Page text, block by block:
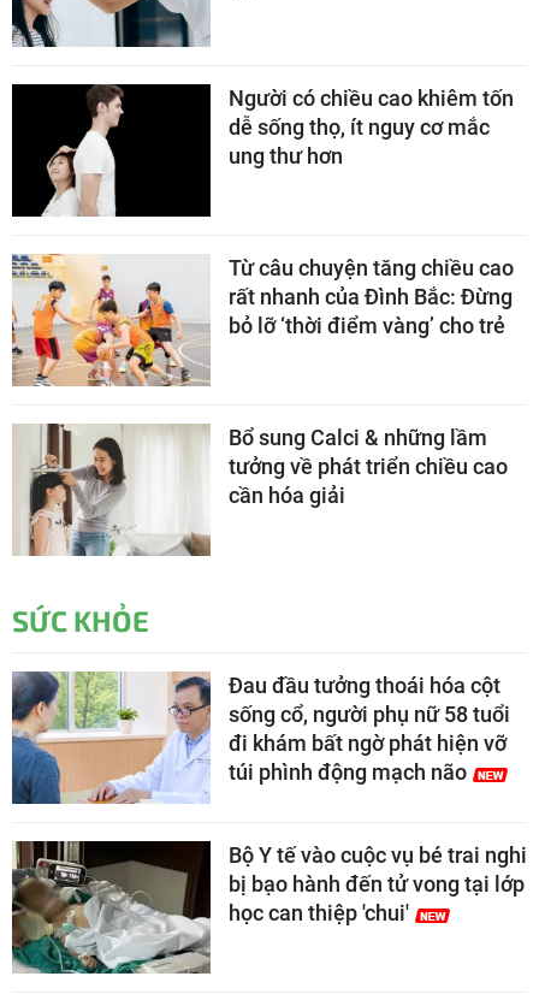
Người có chiều cao khiêm tốn
dễ sống thọ, ít nguy cơ mắc
ung thư hơn
Từ câu chuyện tăng chiều cao
rất nhanh của Đình Bắc: Đừng
bỏ lỡ ‘thời điểm vàng’ cho trẻ
Bổ sung Calci & những lầm
tưởng về phát triển chiều cao
cần hóa giải
SỨC KHỎE
Đau đầu tưởng thoái hóa cột
sống cổ, người phụ nữ 58 tuổi
đi khám bất ngờ phát hiện vỡ
túi phình động mạch não
Bộ Y tế vào cuộc vụ bé trai nghi
bị bạo hành đến tử vong tại lớp
học can thiệp 'chui'